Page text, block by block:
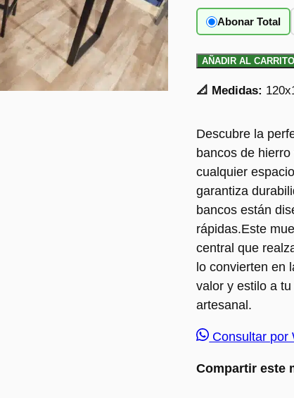
Abonar Total
AÑADIR AL CARRITO
📐 Medidas:
Descubre la
bancos de
cualquier
garantiza
bancos están
rápidas.Este
central que
lo convierten en
valor y estilo a
artesanal.
Consultar por
Compartir este